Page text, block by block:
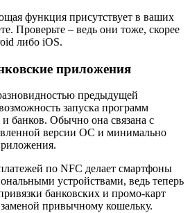
функция присутствует в ваших
Проверьте – ведь они тоже, скорее
либо iOS.
приложения
предыдущей
запуска программ
банков. Обычно она связана с
версии ОС и минимально
по NFC делает смартфоны
устройствами, ведь теперь
банковских и промо-карт
привычному кошельку.